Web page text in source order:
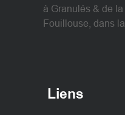
à Granulés & de
Fouillouse, dans la
Liens